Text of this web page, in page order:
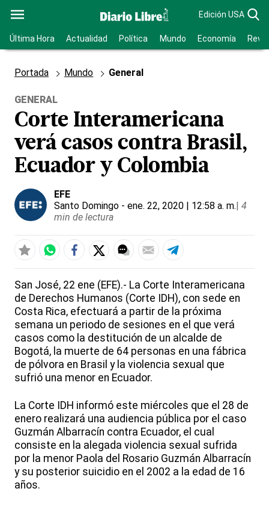
Edición USA
Última Hora Actualidad Política Mundo Economía
Portada Mundo General
GENERAL
Corte Interamericana
verá casos contra Brasil,
Ecuador y Colombia
EFE
Santo Domingo - ene. 22, 2020 | 12:58 a. m.| 4
min de lectura
San José, 22 ene (EFE).- La Corte Interamericana
de Derechos Humanos (Corte IDH), con sede en
Costa Rica, efectuará a partir de la próxima
semana un periodo de sesiones en el que verá
casos como la destitución de un alcalde de
Bogotá, la muerte de 64 personas en una fábrica
de pólvora en Brasil y la violencia sexual que
sufrió una menor en Ecuador.
La Corte IDH informó este miércoles que el 28 de
enero realizará una audiencia pública por el caso
Guzmán Albarracín contra Ecuador, el cual
consiste en la alegada violencia sexual sufrida
por la menor Paola del Rosario Guzmán Albarracín
y su posterior suicidio en el 2002 a la edad de 16
años.